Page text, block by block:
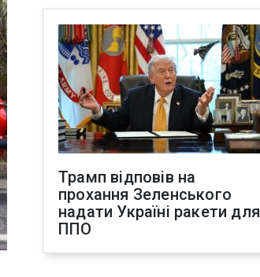
Трамп відповів на
прохання Зеленського
надати Україні ракети для
ППО